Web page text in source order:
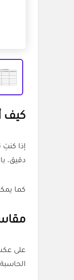
كيف
إذا
دقيق،
كما
على